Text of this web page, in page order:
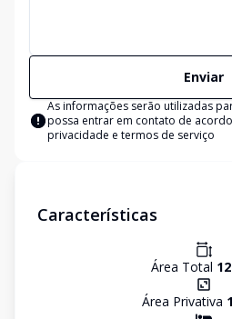
Enviar
As informações serão utilizadas
possa entrar em contato de
privacidade e termos de serviço
Características
Área Total
Área Privativa